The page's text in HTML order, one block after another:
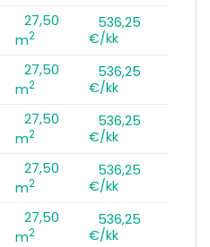
27,50
m2
536,25
€/kk
27,50
m2
536,25
€/kk
27,50
m2
536,25
€/kk
27,50
m2
536,25
€/kk
27,50
m2
536,25
€/kk